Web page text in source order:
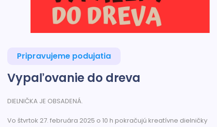
Pripravujeme podujatia
Vypaľovanie do dreva
DIELNIČKA JE OBSADENÁ.
Vo štvrtok 27. februára 2025 o 10 h pokračujú kreatívne dielničky